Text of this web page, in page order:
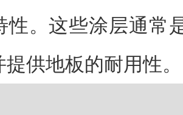
性。这些涂层通常
供地板的耐用性。